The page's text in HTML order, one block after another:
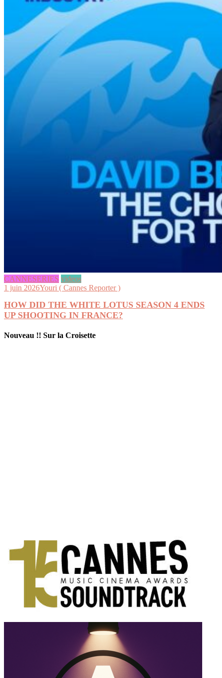
CANNESERIES videos
1 juin 2026Youri ( Cannes Reporter )
HOW DID THE WHITE LOTUS SEASON 4 ENDS
UP SHOOTING IN FRANCE?
Nouveau !! Sur la Croisette